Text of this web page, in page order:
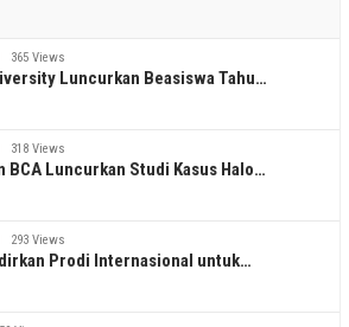
365 Views
Luncurkan Beasiswa Tahu…
318 Views
BCA Luncurkan Studi Kasus Halo…
293 Views
Prodi Internasional untuk…